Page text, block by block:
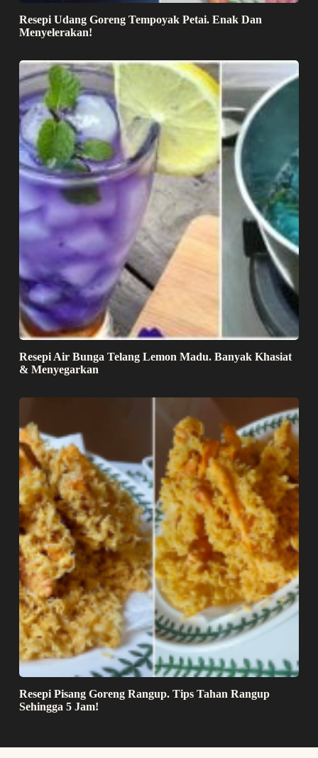
Resepi Udang Goreng Tempoyak Petai. Enak Dan
Menyelerakan!
Resepi Air Bunga Telang Lemon Madu. Banyak Khasiat
& Menyegarkan
Resepi Pisang Goreng Rangup. Tips Tahan Rangup
Sehingga 5 Jam!